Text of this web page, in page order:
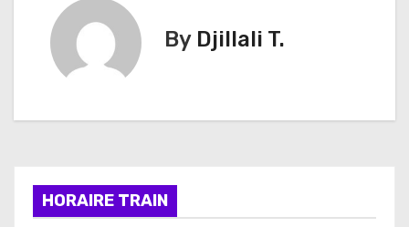
t
o
By Djillali T.
HORAIRE TRAIN